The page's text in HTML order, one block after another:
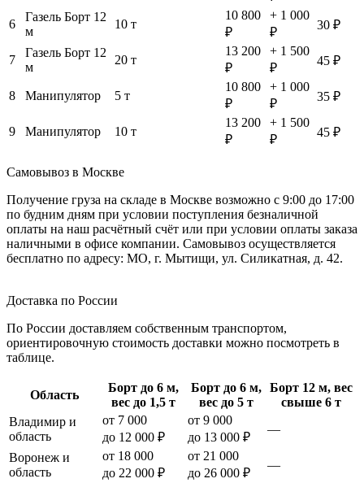
6
Газель Борт 12
м
10 т
10 800
₽
+ 1 000
₽
30 ₽
7
Газель Борт 12
м
20 т
13 200
₽
+ 1 500
₽
45 ₽
8 Манипулятор 5 т
10 800
₽
+ 1 000
₽
35 ₽
9 Манипулятор 10 т
13 200
₽
+ 1 500
₽
45 ₽
Самовывоз в Москве
Получение груза на складе в Москве возможно с 9:00 до 17:00
по будним дням при условии поступления безналичной
оплаты на наш расчётный счёт или при условии оплаты заказа
наличными в офисе компании. Самовывоз осуществляется
бесплатно по адресу: МО, г. Мытищи, ул. Силикатная, д. 42.
Доставка по России
По России доставляем собственным транспортом,
ориентировочную стоимость доставки можно посмотреть в
таблице.
Область
Борт до 6 м,
вес до 1,5 т
Борт до 6 м,
вес до 5 т
Борт 12 м, вес
свыше 6 т
Владимир и
область
от 7 000
до 12 000 ₽
от 9 000
до 13 000 ₽
—
Воронеж и
область
от 18 000
до 22 000 ₽
от 21 000
до 26 000 ₽
—